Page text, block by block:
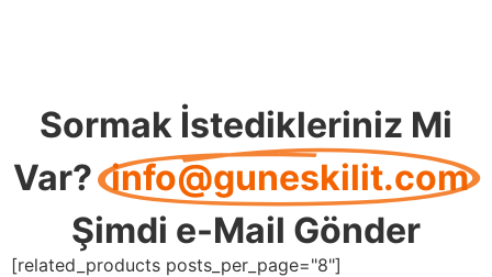
Sormak İstedikleriniz Mi
Var? info@guneskilit.com
Şimdi e-Mail Gönder
[related_products posts_per_page="8"]